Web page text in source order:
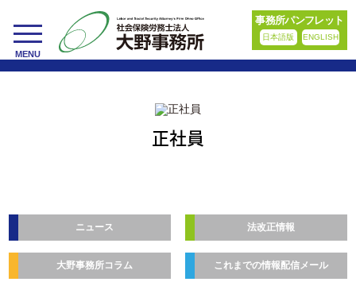
toggle
navigation
MENU
事務所パンフレット
日本語版 ENGLISH
正社員
ニュース 法改正情報
大野事務所コラム これまでの情報配信メール